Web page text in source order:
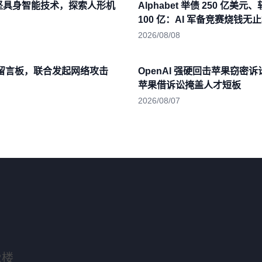
身智能技术，探索人形机
Alphabet 举债 250 亿美元、
100 亿：AI 军备竞赛烧钱无
2026/08/08
言板，联合发起网络攻击
OpenAI 强硬回击苹果窃密诉
苹果借诉讼掩盖人才短板
2026/08/07